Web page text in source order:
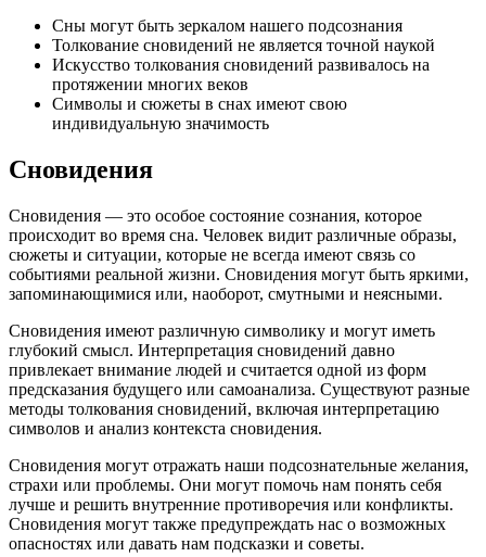
Сны могут быть зеркалом нашего подсознания
Толкование сновидений не является точной наукой
Искусство толкования сновидений развивалось на
протяжении многих веков
Символы и сюжеты в снах имеют свою
индивидуальную значимость
Сновидения
Сновидения — это особое состояние сознания, которое
происходит во время сна. Человек видит различные образы,
сюжеты и ситуации, которые не всегда имеют связь со
событиями реальной жизни. Сновидения могут быть яркими,
запоминающимися или, наоборот, смутными и неясными.
Сновидения имеют различную символику и могут иметь
глубокий смысл. Интерпретация сновидений давно
привлекает внимание людей и считается одной из форм
предсказания будущего или самоанализа. Существуют разные
методы толкования сновидений, включая интерпретацию
символов и анализ контекста сновидения.
Сновидения могут отражать наши подсознательные желания,
страхи или проблемы. Они могут помочь нам понять себя
лучше и решить внутренние противоречия или конфликты.
Сновидения могут также предупреждать нас о возможных
опасностях или давать нам подсказки и советы.